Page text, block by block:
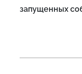
запущенных